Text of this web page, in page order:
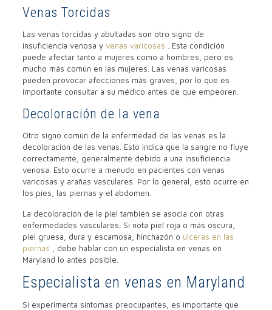
Venas Torcidas
Las venas torcidas y abultadas son otro signo de
insuficiencia venosa y venas varicosas
. Esta condición
puede afectar tanto a mujeres como a hombres, pero es
mucho más común en las mujeres. Las venas varicosas
pueden provocar afecciones más graves, por lo que es
importante consultar a su médico antes de que empeoren.
Decoloración de la vena
Otro signo común de la enfermedad de las venas es la
decoloración de las venas. Esto indica que la sangre no fluye
correctamente, generalmente debido a una insuficiencia
venosa. Esto ocurre a menudo en pacientes con venas
varicosas y arañas vasculares. Por lo general, esto ocurre en
los pies, las piernas y el abdomen.
La decoloración de la piel también se asocia con otras
enfermedades vasculares. Si nota piel roja o más oscura,
piel gruesa, dura y escamosa, hinchazón o úlceras en las
piernas
, debe hablar con un especialista en venas en
Maryland lo antes posible.
Especialista en venas en Maryland
Si experimenta síntomas preocupantes, es importante que